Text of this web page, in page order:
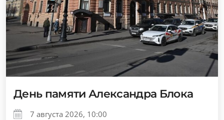
День памяти Александра Блока
7 августа 2026, 10:00